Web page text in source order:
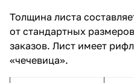
Толщина листа
от стандартных
заказов. Лист имеет
«чечевица».